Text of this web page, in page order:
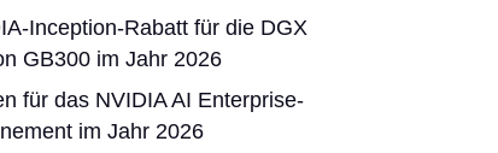
Inception-Rabatt für die DGX
GB300 im Jahr 2026
für das NVIDIA AI Enterprise-
im Jahr 2026